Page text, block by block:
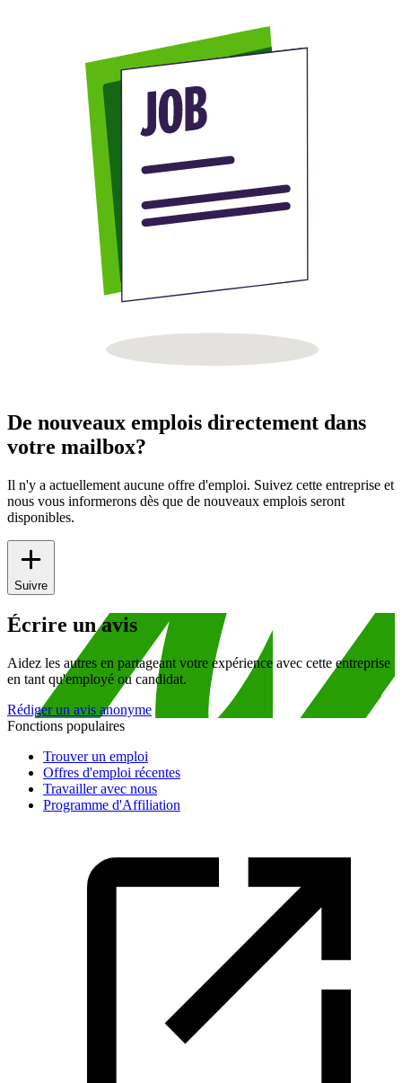
De nouveaux emplois directement dans
votre mailbox?
Il n'y a actuellement aucune offre d'emploi. Suivez cette entreprise et
nous vous informerons dès que de nouveaux emplois seront
disponibles.
Suivre
Écrire un avis
Aidez les autres en partageant votre expérience avec cette entreprise
en tant qu'employé ou candidat.
Rédiger un avis anonyme
Fonctions populaires
Trouver un emploi
Offres d'emploi récentes
Travailler avec nous
Programme d'Affiliation